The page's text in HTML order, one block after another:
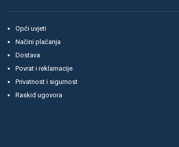
Opći uvjeti
Načini plaćanja
Dostava
Povrat i reklamacije
Privatnost i sigurnost
Raskid ugovora